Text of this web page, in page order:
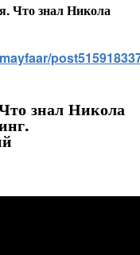
Что знал Никола
знал Никола